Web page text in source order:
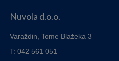
Nuvola d.o.o.
Varaždin, Tome Blažeka 3
T: 042 561 051